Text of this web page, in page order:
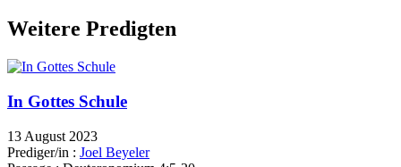
Weitere Predigten
In Gottes Schule
13 August 2023
Prediger/in : Joel Beyeler